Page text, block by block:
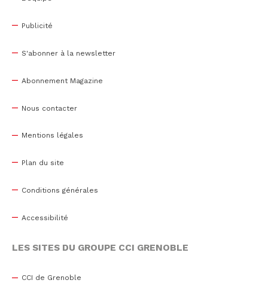
Publicité
S'abonner à la newsletter
Abonnement Magazine
Nous contacter
Mentions légales
Plan du site
Conditions générales
Accessibilité
LES SITES DU GROUPE CCI GRENOBLE
CCI de Grenoble